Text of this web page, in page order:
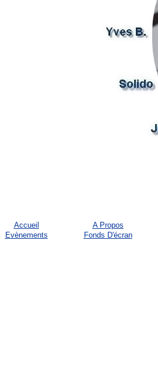
Accueil A Propos
Evènements
Fonds D'écran